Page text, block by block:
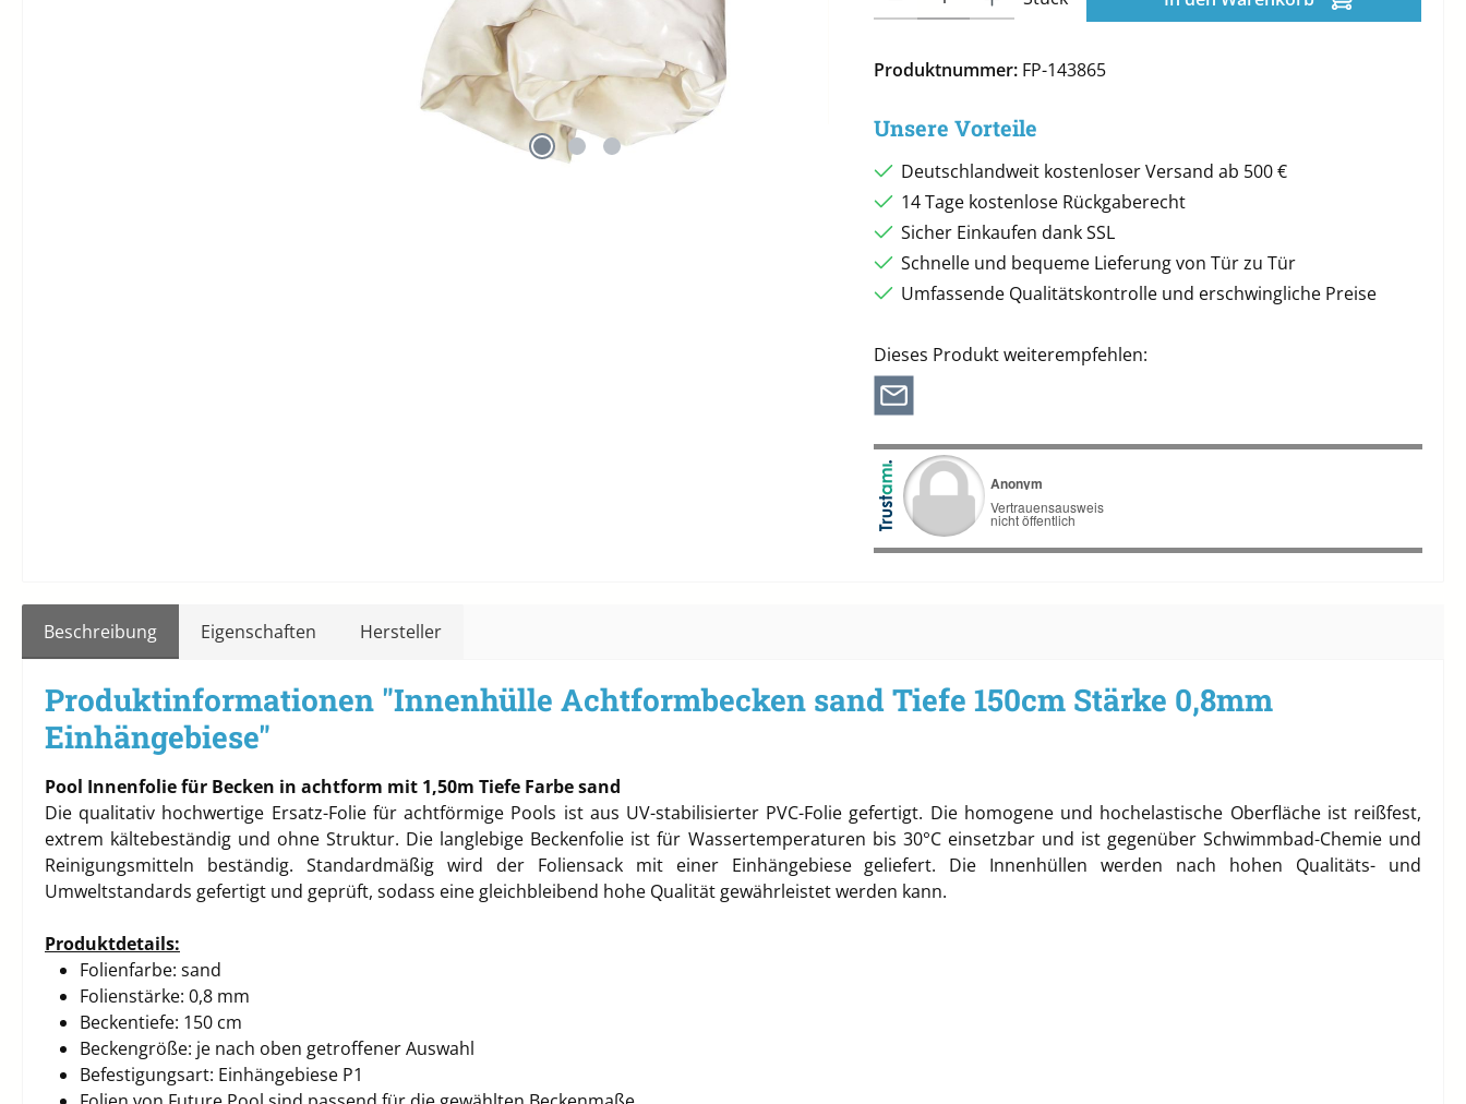
Produktnummer: FP-143865
Unsere Vorteile
Deutschlandweit kostenloser Versand ab 500 €
14 Tage kostenlose Rückgaberecht
Sicher Einkaufen dank SSL
Schnelle und bequeme Lieferung von Tür zu Tür
Umfassende Qualitätskontrolle und erschwingliche Preise
Dieses Produkt weiterempfehlen:
Beschreibung Eigenschaften Hersteller
Produktinformationen "Innenhülle Achtformbecken sand Tiefe 150cm Stärke 0,8mm
Einhängebiese"
Pool Innenfolie für Becken in achtform mit 1,50m Tiefe Farbe sand
Die qualitativ hochwertige Ersatz-Folie für achtförmige Pools ist aus UV-stabilisierter PVC-Folie gefertigt. Die homogene und hochelastische Oberfläche ist reißfest,
extrem kältebeständig und ohne Struktur. Die langlebige Beckenfolie ist für Wassertemperaturen bis 30°C einsetzbar und ist gegenüber Schwimmbad-Chemie und
Reinigungsmitteln beständig. Standardmäßig wird der Foliensack mit einer Einhängebiese geliefert. Die Innenhüllen werden nach hohen Qualitäts- und
Umweltstandards gefertigt und geprüft, sodass eine gleichbleibend hohe Qualität gewährleistet werden kann.
Produktdetails:
Folienfarbe: sand
Folienstärke: 0,8 mm
Beckentiefe: 150 cm
Beckengröße: je nach oben getroffener Auswahl
Befestigungsart: Einhängebiese P1